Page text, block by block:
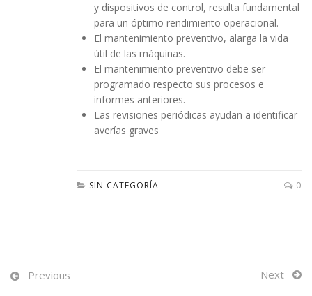
y dispositivos de control, resulta fundamental
para un óptimo rendimiento operacional.
El mantenimiento preventivo, alarga la vida
útil de las máquinas.
El mantenimiento preventivo debe ser
programado respecto sus procesos e
informes anteriores.
Las revisiones periódicas ayudan a identificar
averías graves
SIN CATEGORÍA 0
Previous Next